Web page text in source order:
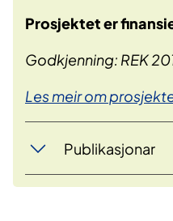
Prosjektet er
Godkjenning: REK
Les meir om
Publikasjonar